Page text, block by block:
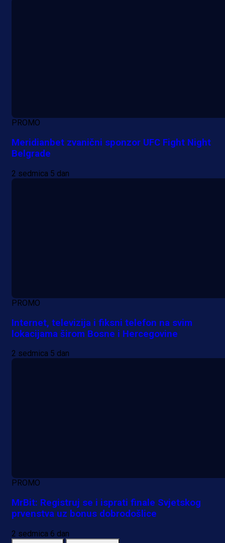
PROMO
Meridianbet zvanični sponzor UFC Fight Night
Belgrade
2 sedmica 5 dan
PROMO
Internet, televizija i fiksni telefon na svim
lokacijama širom Bosne i Hercegovine
2 sedmica 5 dan
PROMO
MrBit: Registruj se i isprati finale Svjetskog
prvenstva uz bonus dobrodošlice
2 sedmica 6 dan